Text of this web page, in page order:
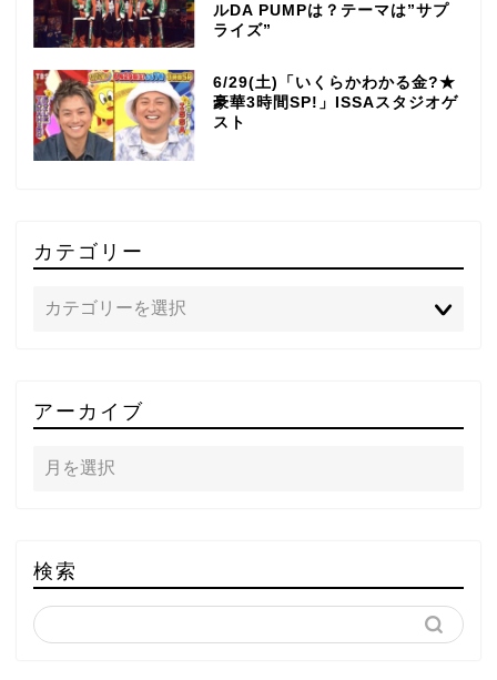
ルDA PUMPは？テーマは”サプ
ライズ”
6/29(土)「いくらかわかる金?★
豪華3時間SP!」ISSAスタジオゲ
スト
カテゴリー
アーカイブ
検索
～DA PUMP YORIの晴れ
ばれラジオ～